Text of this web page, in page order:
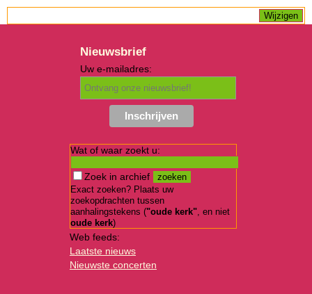
Nieuwsbrief
Uw e-mailadres:
Wat of waar zoekt u:
Zoek in archief
Exact zoeken? Plaats uw
zoekopdrachten tussen
aanhalingstekens ("oude kerk", en niet
oude kerk)
Web feeds:
Laatste nieuws
Nieuwste concerten